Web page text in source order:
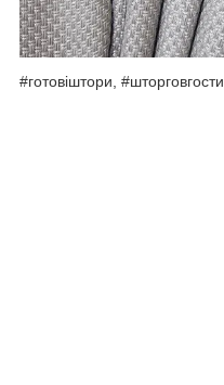
#готовіштори,